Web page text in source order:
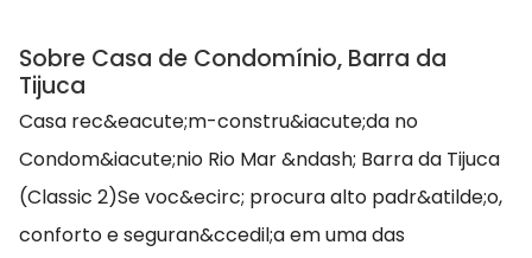
Sobre Casa de Condomínio, Barra da
Tijuca
Casa rec&eacute;m-constru&iacute;da no
Condom&iacute;nio Rio Mar &ndash; Barra da Tijuca
(Classic 2)Se voc&ecirc; procura alto padr&atilde;o,
conforto e seguran&ccedil;a em uma das